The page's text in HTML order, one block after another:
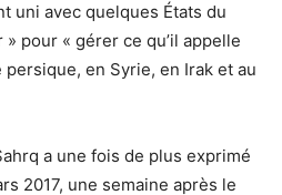
uni avec quelques États du
pour « gérer ce qu’il appelle
persique, en Syrie, en Irak et au
a une fois de plus exprimé
2017, une semaine après le